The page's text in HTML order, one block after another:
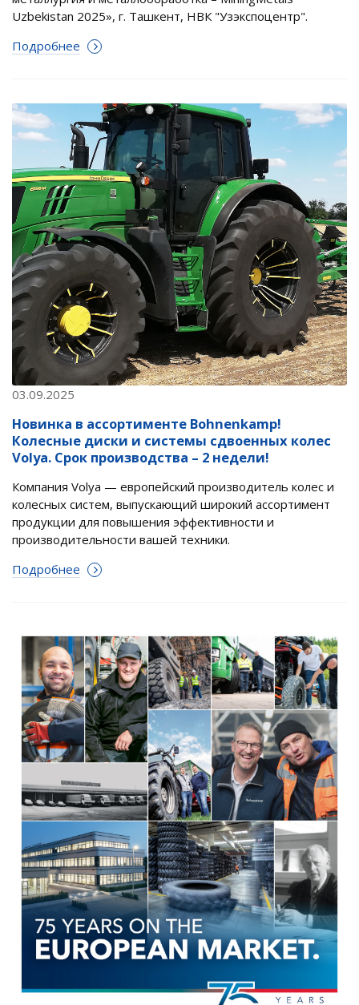
Uzbekistan 2025», г. Ташкент, НВК "Узэкспоцентр".
Подробнее
03.09.2025
Новинка в ассортименте Bohnenkamp!
Колесные диски и системы сдвоенных колес
Volya. Срок производства – 2 недели!
Компания Volya — европейский производитель колес и
колесных систем, выпускающий широкий ассортимент
продукции для повышения эффективности и
производительности вашей техники.
Подробнее